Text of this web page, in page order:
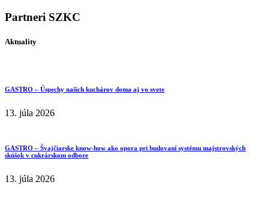
Partneri SZKC
Aktuality
GASTRO – Úspechy našich kuchárov doma aj vo svete
13. júla 2026
GASTRO – Švajčiarske know-how ako opora pri budovaní systému majstrovských
skúšok v cukrárskom odbore
13. júla 2026